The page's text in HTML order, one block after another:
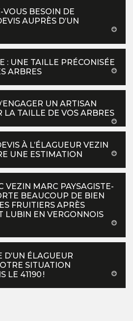
BESOIN DE
AUPRÈS D’UN
: UNE TAILLE PRÉCONISÉE
ARBRES
UN ARTISAN
LA TAILLE DE VOS ARBRES
À L’ÉLAGUEUR VEZIN
UNE ESTIMATION
VEZIN MARC PAYSAGISTE-
BEAUCOUP DE BIEN
FRUITIERS APRÈS
LUBIN EN VERGONNOIS
D’UN ÉLAGUEUR
SITUATION
LE 41190 !